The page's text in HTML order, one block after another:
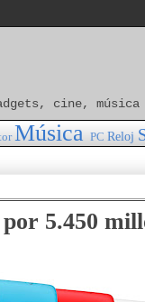
cine,
Música PC Reloj
5.450